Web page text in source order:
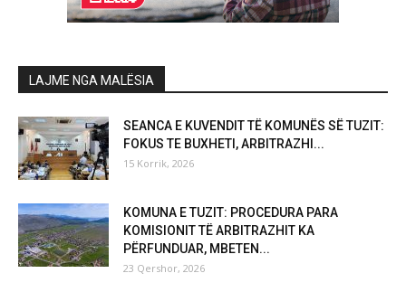
LAJME NGA MALËSIA
SEANCA E KUVENDIT TË KOMUNËS SË TUZIT:
FOKUS TE BUXHETI, ARBITRAZHI...
15 Korrik, 2026
KOMUNA E TUZIT: PROCEDURA PARA
KOMISIONIT TË ARBITRAZHIT KA
PËRFUNDUAR, MBETEN...
23 Qershor, 2026